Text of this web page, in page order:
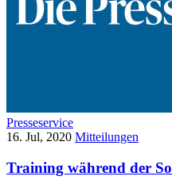
Presseservice
16. Jul, 2020 Mitteilungen
Training während der